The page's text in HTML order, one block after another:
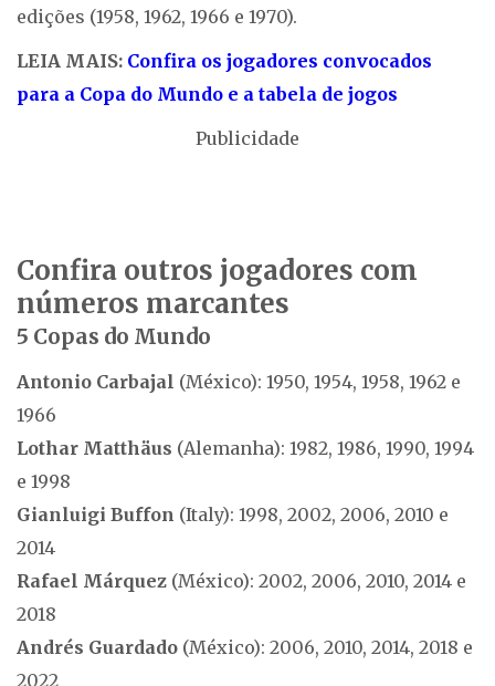
edições (1958, 1962, 1966 e 1970).
LEIA MAIS: Confira os jogadores convocados
para a Copa do Mundo e a tabela de jogos
Publicidade
Confira outros jogadores com
números marcantes
5 Copas do Mundo
Antonio Carbajal (México): 1950, 1954, 1958, 1962 e
1966
Lothar Matthäus (Alemanha): 1982, 1986, 1990, 1994
e 1998
Gianluigi Buffon (Italy): 1998, 2002, 2006, 2010 e
2014
Rafael Márquez (México): 2002, 2006, 2010, 2014 e
2018
Andrés Guardado (México): 2006, 2010, 2014, 2018 e
2022